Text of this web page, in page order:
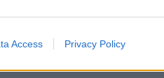
Access Privacy Policy